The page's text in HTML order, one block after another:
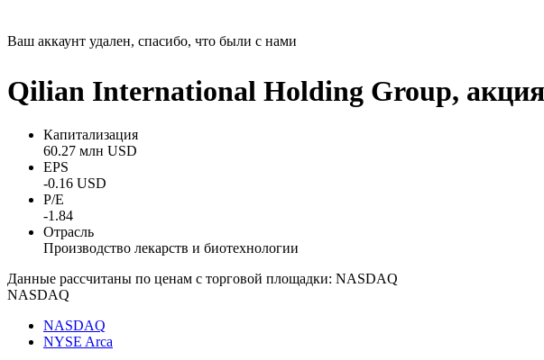
Ваш аккаунт удален, спасибо, что были с нами
Qilian International Holding Group,
Капитализация
60.27 млн USD
EPS
-0.16 USD
P/E
-1.84
Отрасль
Производство лекарств и биотехнологии
Данные рассчитаны по ценам с торговой площадки: NASDAQ
NASDAQ
NASDAQ
NYSE Arca